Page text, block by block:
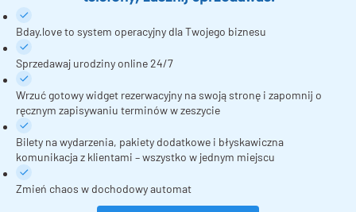
Bday.love to system operacyjny dla Twojego biznesu
Sprzedawaj urodziny online 24/7
Wrzuć gotowy widget rezerwacyjny na swoją stronę i zapomnij o
ręcznym zapisywaniu terminów w zeszycie
Bilety na wydarzenia, pakiety dodatkowe i błyskawiczna
komunikacja z klientami – wszystko w jednym miejscu
Zmień chaos w dochodowy automat